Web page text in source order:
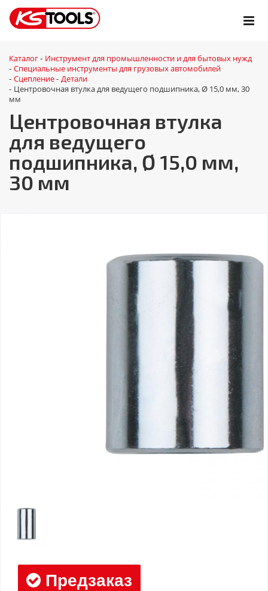
Каталог - Инструмент для промышленности и для бытовых нужд
- Специальные инструменты для грузовых автомобилей
- Сцепление - Детали
- Центровочная втулка для ведущего подшипника, Ø 15,0 мм, 30
мм
Центровочная втулка
для ведущего
подшипника, Ø 15,0 мм,
30 мм
Предзаказ